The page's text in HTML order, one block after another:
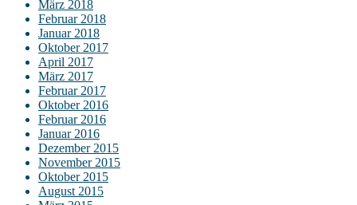
März 2018
Februar 2018
Januar 2018
Oktober 2017
April 2017
März 2017
Februar 2017
Oktober 2016
Februar 2016
Januar 2016
Dezember 2015
November 2015
Oktober 2015
August 2015